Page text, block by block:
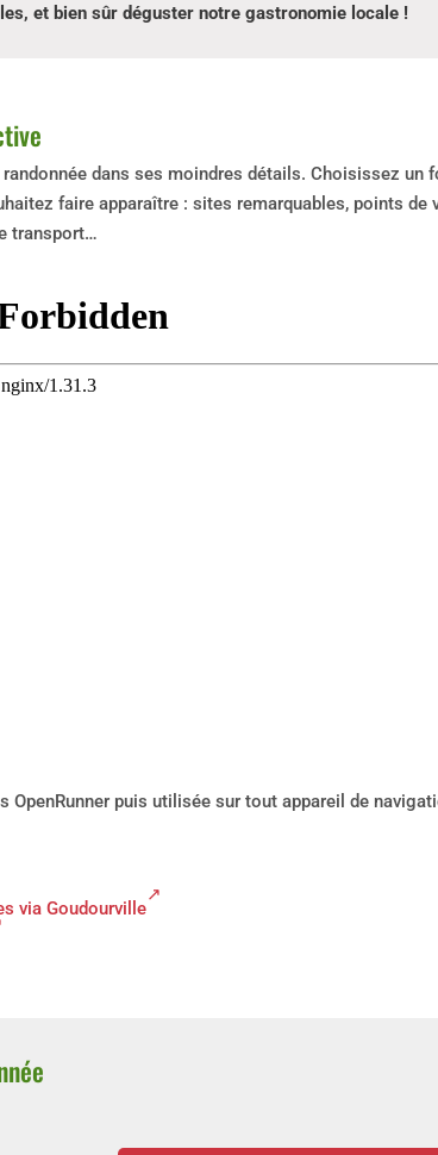
et bien sûr déguster notre gastronomie locale !
dans ses moindres détails. Choisissez un
faire apparaître : sites remarquables, points de
transport…
OpenRunner puis utilisée sur tout appareil de
via Goudourville